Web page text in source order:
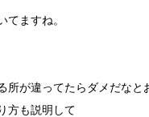
てますね。
所が違ってたらダメだなと
方も説明して